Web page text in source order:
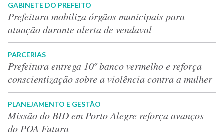
GABINETE DO PREFEITO
Prefeitura mobiliza órgãos municipais para
atuação durante alerta de vendaval
PARCERIAS
Prefeitura entrega 10º banco vermelho e reforça
conscientização sobre a violência contra a mulher
PLANEJAMENTO E GESTÃO
Missão do BID em Porto Alegre reforça avanços
do POA Futura